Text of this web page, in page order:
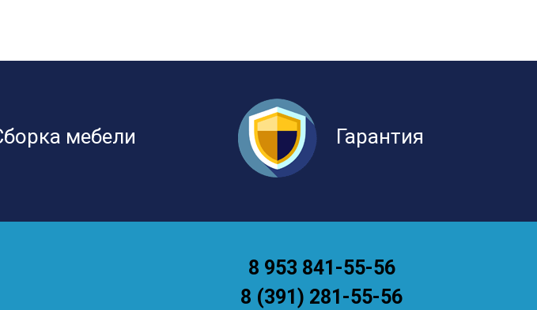
мебели Гарантия
8 953 841-55-56
8 (391) 281-55-56